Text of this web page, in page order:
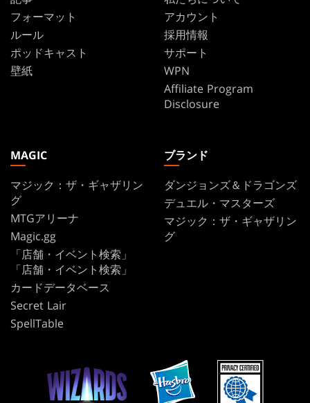
フォーマット
ルール
ポッドキャスト
壁紙
アカウント
採用情報
サポート
WPN
Affiliate Program
Disclosure
MAGIC
マジック：ザ・ギャザリン
グ
MTGアリーナ
Magic.gg
「店舗・イベント検索」
「店舗・イベント検索」
カードデータベース
Secret Lair
SpellTable
ブランド
ダンジョンズ＆ドラゴンズ
デュエル・マスターズ
マジック：ザ・ギャザリン
グ